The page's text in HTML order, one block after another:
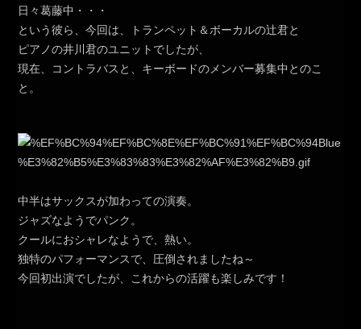
日々葛藤中・・・
という彼ら、今回は、トランペット＆ボーカルの辻君と
ピアノの井川君のユニットでしたが、
現在、コントラバスと、キーボードのメンバー募集中とのこ
と。
中半はサックスが加わっての演奏。
ジャズなようでパンク。
クールにおシャレなようで、熱い。
独特のパフォーマンスで、圧倒されましたね～
今回初出演でしたが、これからの活躍も楽しみです！